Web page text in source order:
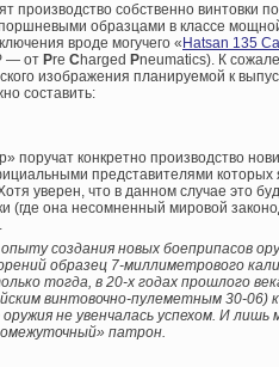
собственно винтовки
образцами в классе
вроде могучего « Hatsan 135
— от Pre C harged Pneumatics). К
изображения планируемой к
составить:
поручат конкретно производство
представителями
уверен, что в данном случае это
(где она несомненный мировой
создания новых боеприпасов
образец 7-миллиметрового
тогда, в 20-х годах прошлого
винтовочно-пулеметным 30-06)
не увенчалась успехом. И лишь
патрон.